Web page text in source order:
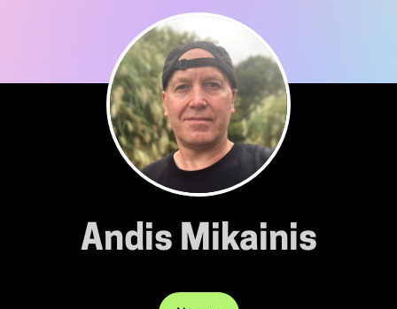
Andis Mikainis